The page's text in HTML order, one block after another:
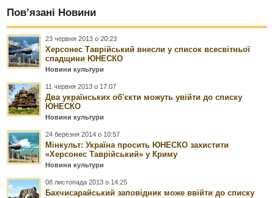
Пов’язані Новини
23 червня 2013 о 20:23
Херсонес Таврійський внесли у список всесвітньої
спадщини ЮНЕСКО
Новини культури
11 червня 2013 о 17:07
Два українських об'єкти можуть увійти до списку
ЮНЕСКО
Новини культури
24 березня 2014 о 10:57
Мінкульт: Україна просить ЮНЕСКО захистити
«Херсонес Таврійський» у Криму
Новини культури
08 листопада 2013 о 14:25
Бахчисарайський заповідник може ввійти до списку